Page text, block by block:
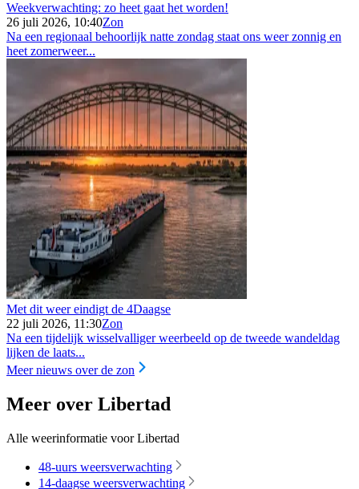
Weekverwachting: zo heet gaat het worden!
26 juli 2026, 10:40Zon
Na een regionaal behoorlijk natte zondag staat ons weer zonnig en
heet zomerweer...
Met dit weer eindigt de 4Daagse
22 juli 2026, 11:30Zon
Na een tijdelijk wisselvalliger weerbeeld op de tweede wandeldag
lijken de laats...
Meer nieuws over de zon
Meer over Libertad
Alle weerinformatie voor Libertad
48-uurs weersverwachting
14-daagse weersverwachting